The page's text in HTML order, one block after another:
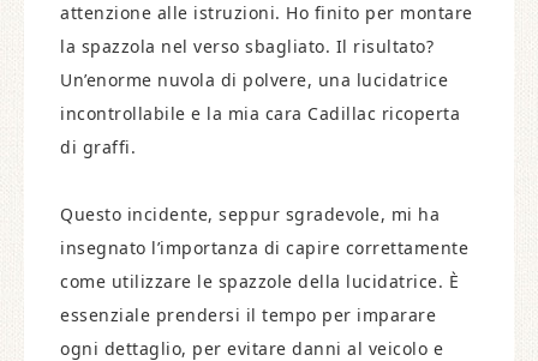
attenzione alle istruzioni. Ho finito per montare
la spazzola nel verso sbagliato. Il risultato?
Un’enorme nuvola di polvere, una lucidatrice
incontrollabile e la mia cara Cadillac ricoperta
di graffi.
Questo incidente, seppur sgradevole, mi ha
insegnato l’importanza di capire correttamente
come utilizzare le spazzole della lucidatrice. È
essenziale prendersi il tempo per imparare
ogni dettaglio, per evitare danni al veicolo e